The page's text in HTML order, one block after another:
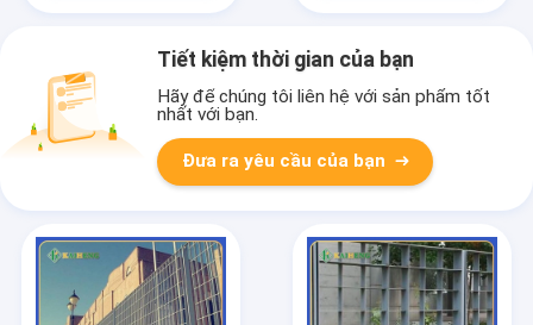
Tiết kiệm thời gian của bạn
Hãy để chúng tôi liên hệ với sản phẩm tốt
nhất với bạn.
Đưa ra yêu cầu của bạn